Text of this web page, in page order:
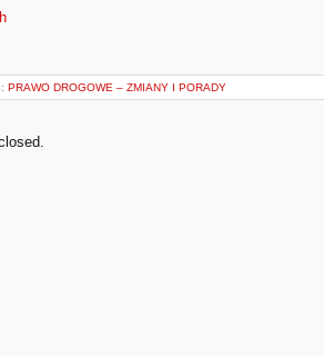
PRAWO DROGOWE – ZMIANY I PORADY